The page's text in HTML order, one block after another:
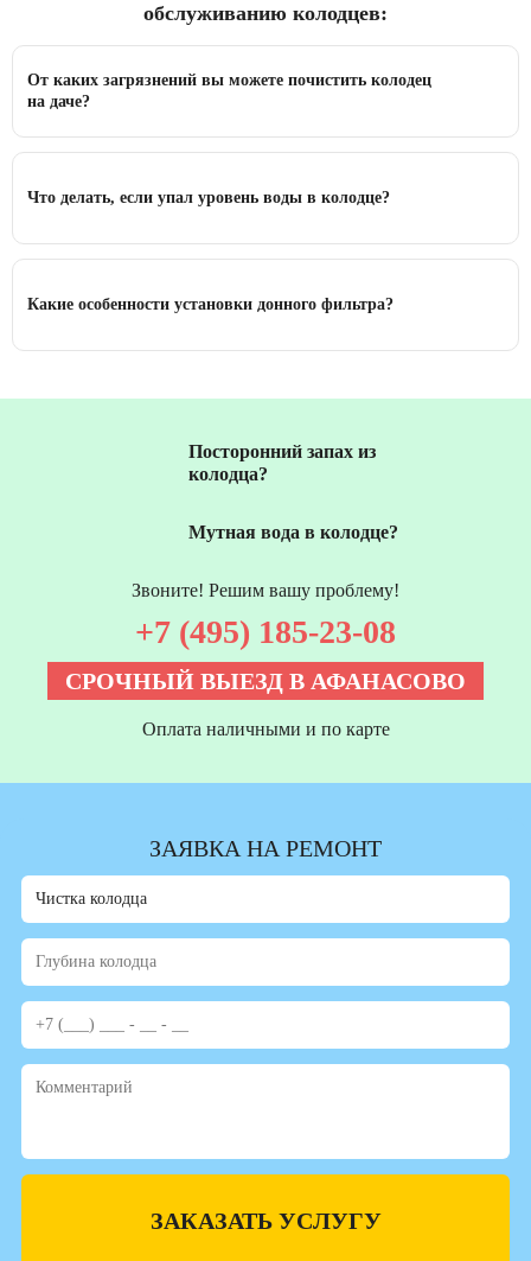
обслуживанию колодцев:
От каких загрязнений вы можете почистить колодец
на даче?
Что делать, если упал уровень воды в колодце?
Какие особенности установки донного фильтра?
Посторонний запах из
колодца?
Мутная вода в колодце?
Звоните! Решим вашу проблему!
+7 (495) 185-23-08
СРОЧНЫЙ ВЫЕЗД В АФАНАСОВО
Оплата наличными и по карте
ЗАЯВКА НА РЕМОНТ
ЗАКАЗАТЬ УСЛУГУ